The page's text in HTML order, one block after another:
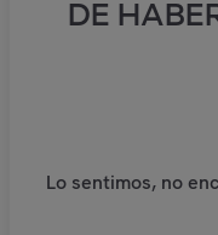
DE
Lo sentimos, no